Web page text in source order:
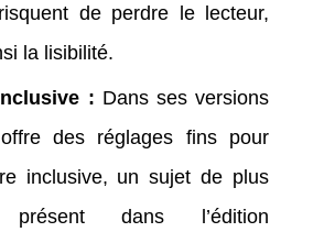
de perdre le lecteur,
la lisibilité.
: Dans ses versions
des réglages fins pour
inclusive, un sujet de plus
dans l’édition